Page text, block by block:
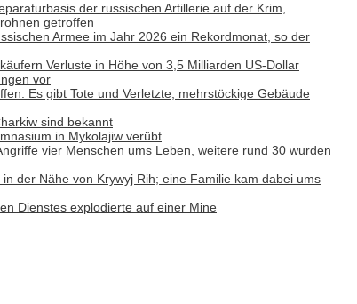
der russischen Artillerie auf der Krim,
getroffen
Armee im Jahr 2026 ein Rekordmonat, so der
Verluste in Höhe von 3,5 Milliarden US-Dollar
vor
Es gibt Tote und Verletzte, mehrstöckige Gebäude
sind bekannt
in Mykolajiw verübt
vier Menschen ums Leben, weitere rund 30 wurden
der Nähe von Krywyj Rih; eine Familie kam dabei ums
Dienstes explodierte auf einer Mine